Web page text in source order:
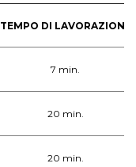
TEMPO DI LAVORAZIONE
7 min.
20 min.
20 min.